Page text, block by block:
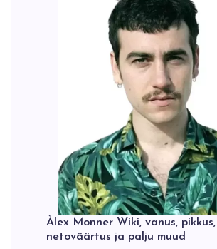
Àlex Monner Wiki, vanus,
netoväärtus ja palju muud